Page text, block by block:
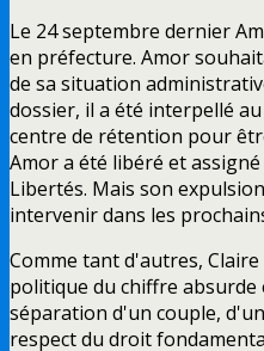
Le 24 septembre dernier
en préfecture. Amor
de sa situation
dossier, il a été interpellé
centre de rétention pour
Amor a été libéré et
Libertés. Mais son
intervenir dans les
Comme tant d'autres,
politique du chiffre
séparation d'un couple,
respect du droit